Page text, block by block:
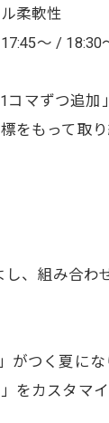
柔軟性
〜 / 18:30
マずつ追
をもって取
、組み合わ
がつく夏にな
をカスタマ